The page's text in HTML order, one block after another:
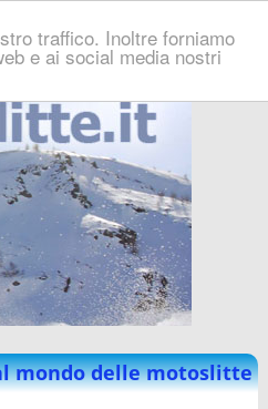
traffico. Inoltre forniamo
e ai social media nostri
mondo delle motoslitte